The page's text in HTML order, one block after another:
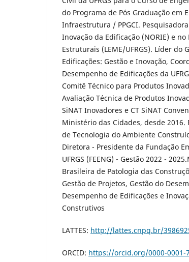
do Programa de Pós Graduação em
Infraestrutura / PPGCI.
Inovação da Edificação (NORIE) e
Estruturais (LEME/UFRGS). Líder do
Edificações: Gestão e Inovação,
Desempenho de Edificações da
Comitê Técnico para Produtos
Avaliação Técnica de Produtos
SiNAT Inovadores e CT SiNAT
Ministério das Cidades, desde 2016.
de Tecnologia do Ambiente
Diretora - Presidente da Fundação
UFRGS (FEENG) - Gestão 2022 -
Brasileira de Patologia das
Gestão de Projetos, Gestão do
Desempenho de Edificações e
Construtivos
LATTES: http://lattes.cnpq.br/
ORCID: https://orcid.org/0000-0001-